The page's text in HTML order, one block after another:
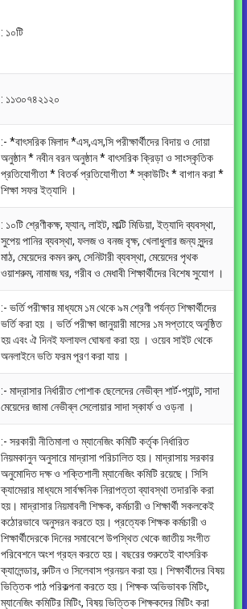
: ১০টি
: ১১৩০৭৪২১২০
:- *বাৎসরিক মিলাদ *এস,এস,সি পরীক্ষার্থীদের বিদায় ও দোয়া
অনুষ্ঠান * নবীন বরন অনুষ্ঠান * বাৎসরিক ক্রিড়া ও সাংস্কৃতিক
প্রতিযোগীতা * বিতর্ক প্রতিযোগীতা * স্কাউটিং * বাগান করা *
শিক্ষা সফর ইত্যাদি ।
: ১০টি শ্রেণীকক্ষ, ফ্যান, লাইট, মাল্টি মিডিয়া, ইত্যাদি ব্যবস্থা,
সুপেয় পানির ব্যবস্থা, ফলজ ও বনজ বৃক্ষ, খেলাধুলার জন্য সুন্দর
মাঠ, মেয়েদের কমন রুম, সেনিটারী ব্যবস্থা, মেয়েদের পৃথক
ওয়াশরুম, নামাজ ঘর, গরীব ও মেধাবী শিক্ষার্থীদের বিশেষ সুযোগ ।
:- ভর্তি পরীক্ষার মাধ্যমে ১ম থেকে ৯ম শ্রেণী পর্যন্ত শিক্ষার্থীদের
ভর্তি করা হয় । ভর্তি পরীক্ষা জানুয়ারী মাসের ১ম সপ্তাহে অনুষ্ঠিত
হয় এবং ঐ দিনই ফলাফল ঘোষনা করা হয় । ওয়েব সাইট থেকে
অনলাইনে ভতি ফরম পূরণ করা যায় ।
:- মাদ্রাসার নির্ধারীত পোশাক ছেলেদের নেভীব্ল শার্ট-প্যান্ট, সাদা
মেয়েদের জামা নেভীব্ল সেলোয়ার সাদা স্কার্ফ ও ওড়না ।
:- সরকারী নীতিমালা ও ম্যানেজিং কমিটি কর্তৃক নির্ধারিত
নিয়মকানুন অনুসারে মাদ্রাসা পরিচালিত হয়। মাদ্রাসায় সরকার
অনুমোদিত দক্ষ ও শক্তিশালী ম্যানেজিং কমিটি রয়েছে। সিসি
ক্যামেরার মাধ্যমে সার্বক্ষনিক নিরাপত্তা ব্যাবস্থা তদারকি করা
হয়। মাদ্রাসার নিয়মাবলী শিক্ষক, কর্মচারী ও শিক্ষার্থী সকলকেই
কঠোরভাবে অনুসরন করতে হয়। প্রত্যেক শিক্ষক কর্মচারী ও
শিক্ষার্থীদেরকে দিনের সমাবেশে উপস্থিত থেকে জাতীয় সংগীত
পরিবেশনে অংশ গ্রহন করতে হয়। বছরের শুরুতেই বাৎসরিক
ক্যালেন্ডার, রুটিন ও সিলেবাস প্রনয়ন করা হয়। শিক্ষার্থীদের বিষয়
ভিত্তিক পাঠ পরিকল্পনা করতে হয়। শিক্ষক অভিভাবক মিটিং,
ম্যানেজিং কমিটির মিটিং, বিষয় ভিত্তিক শিক্ষকদের মিটিং করা